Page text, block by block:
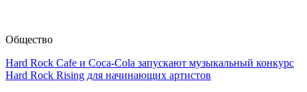
Общество
Hard Rock Cafe и Coca-Cola запускают музыкальный конкурс
Hard Rock Rising для начинающих артистов